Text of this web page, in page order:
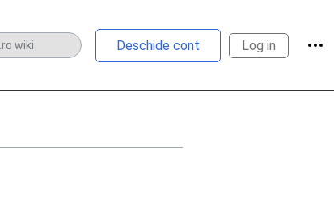
Deschide cont Log in